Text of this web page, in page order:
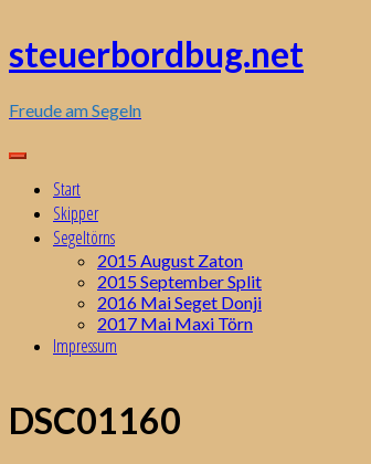
Inhalt
springen
steuerbordbug.net
Freude am Segeln
Start
Skipper
Segeltörns
2015 August Zaton
2015 September Split
2016 Mai Seget Donji
2017 Mai Maxi Törn
Impressum
DSC01160